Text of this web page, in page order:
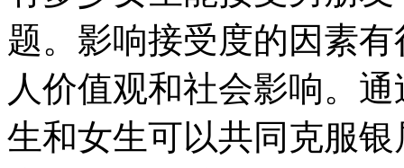
题。影响接受度的因素
人价值观和社会影响。
生和女生可以共同克服